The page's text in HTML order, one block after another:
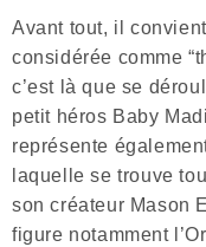
Avant tout, il
considérée comme
c’est là que se
petit héros Baby
représente
laquelle se trouve
son créateur Mason
figure notamment